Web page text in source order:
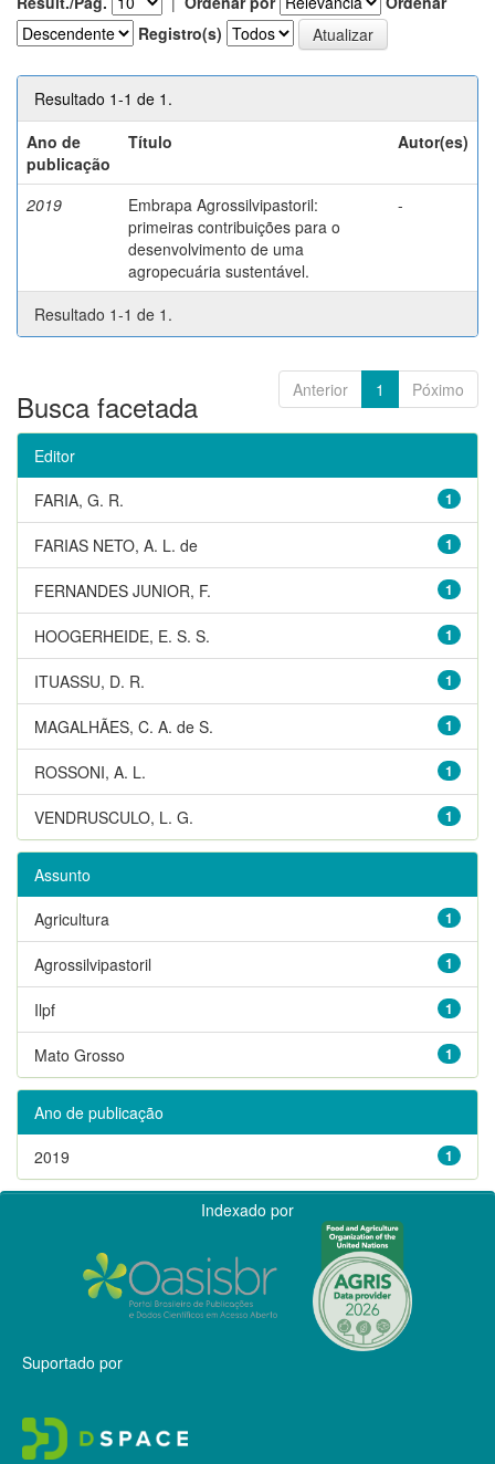
Registro(s)
Resultado 1-1 de 1.
Ano de
publicação
Título Autor(es)
2019
Embrapa Agrossilvipastoril:
primeiras contribuições para o
desenvolvimento de uma
agropecuária sustentável.
-
Resultado 1-1 de 1.
Anterior 1 Póximo
Busca facetada
Editor
1
FARIA, G. R.
1
FARIAS NETO, A. L. de
1
FERNANDES JUNIOR, F.
1
HOOGERHEIDE, E. S. S.
1
ITUASSU, D. R.
1
MAGALHÃES, C. A. de S.
1
ROSSONI, A. L.
1
VENDRUSCULO, L. G.
Assunto
1
Agricultura
1
Agrossilvipastoril
1
Ilpf
1
Mato Grosso
Ano de publicação
1
2019
Indexado por
Suportado por